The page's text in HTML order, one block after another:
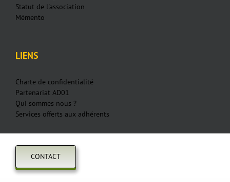
Statut de l'association
Mémento
LIENS
Charte de confidentialité
Partenariat AD01
Qui sommes nous ?
Services offerts aux adhérents
CONTACT